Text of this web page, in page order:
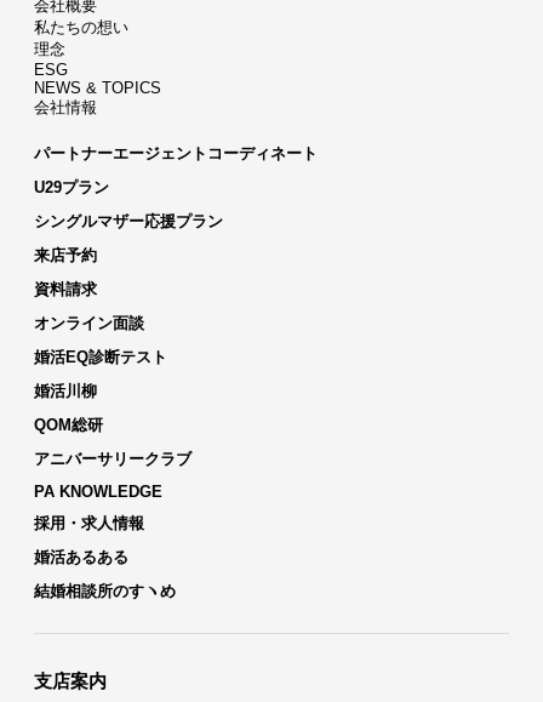
会社概要
私たちの想い
理念
ESG
NEWS & TOPICS
会社情報
パートナーエージェントコーディネート
U29プラン
シングルマザー応援プラン
来店予約
資料請求
オンライン面談
婚活EQ診断テスト
婚活川柳
QOM総研
アニバーサリークラブ
PA KNOWLEDGE
採用・求人情報
婚活あるある
結婚相談所のすヽめ
支店案内